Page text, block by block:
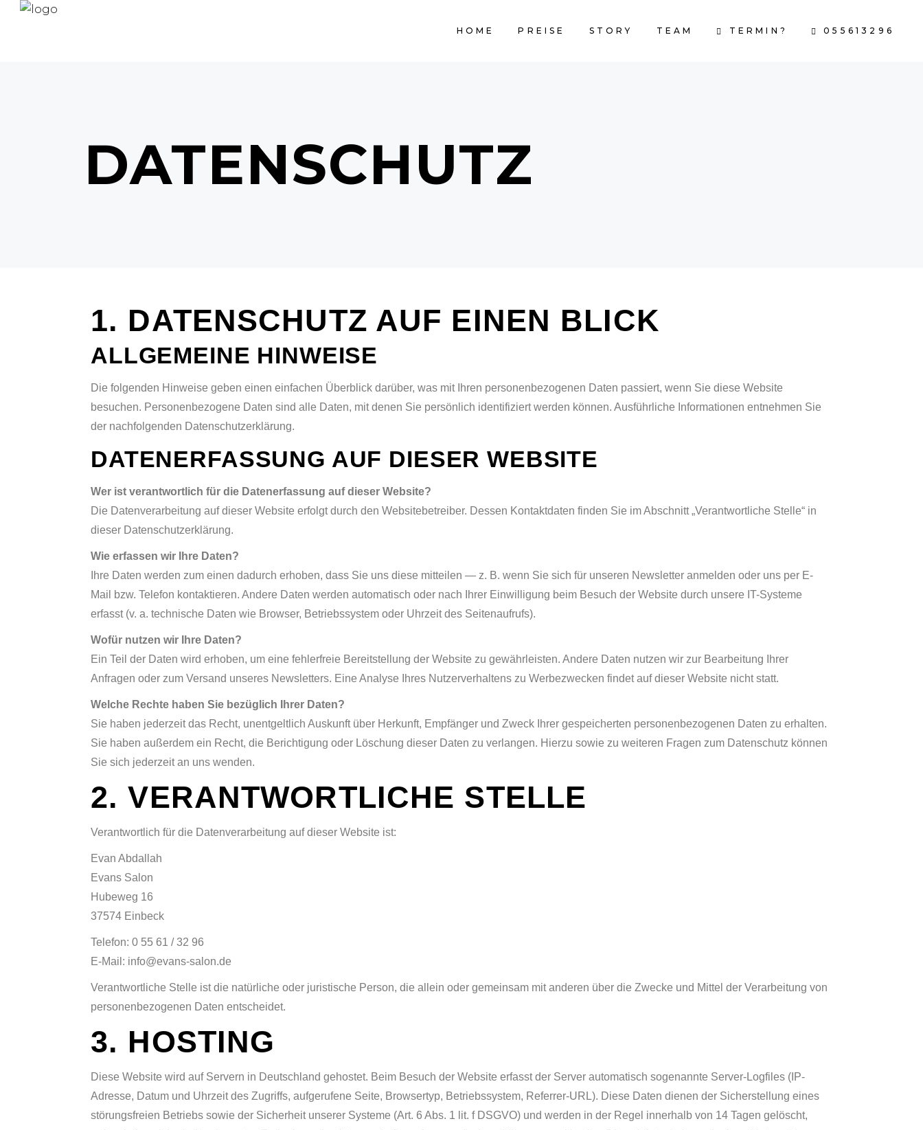
HOME PREISE STORY TEAM TERMIN? 055613296
DATENSCHUTZ
1. DATENSCHUTZ AUF EINEN BLICK
ALLGEMEINE HINWEISE
Die folgenden Hinweise geben einen einfachen Überblick darüber, was mit Ihren personenbezogenen Daten passiert, wenn Sie diese Website
besuchen. Personenbezogene Daten sind alle Daten, mit denen Sie persönlich identifiziert werden können. Ausführliche Informationen entnehmen Sie
der nachfolgenden Datenschutzerklärung.
DATENERFASSUNG AUF DIESER WEBSITE
Wer ist verantwortlich für die Datenerfassung auf dieser Website?
Die Datenverarbeitung auf dieser Website erfolgt durch den Websitebetreiber. Dessen Kontaktdaten finden Sie im Abschnitt „Verantwortliche Stelle“ in
dieser Datenschutzerklärung.
Wie erfassen wir Ihre Daten?
Ihre Daten werden zum einen dadurch erhoben, dass Sie uns diese mitteilen — z. B. wenn Sie sich für unseren Newsletter anmelden oder uns per E-
Mail bzw. Telefon kontaktieren. Andere Daten werden automatisch oder nach Ihrer Einwilligung beim Besuch der Website durch unsere IT-Systeme
erfasst (v. a. technische Daten wie Browser, Betriebssystem oder Uhrzeit des Seitenaufrufs).
Wofür nutzen wir Ihre Daten?
Ein Teil der Daten wird erhoben, um eine fehlerfreie Bereitstellung der Website zu gewährleisten. Andere Daten nutzen wir zur Bearbeitung Ihrer
Anfragen oder zum Versand unseres Newsletters. Eine Analyse Ihres Nutzerverhaltens zu Werbezwecken findet auf dieser Website nicht statt.
Welche Rechte haben Sie bezüglich Ihrer Daten?
Sie haben jederzeit das Recht, unentgeltlich Auskunft über Herkunft, Empfänger und Zweck Ihrer gespeicherten personenbezogenen Daten zu erhalten.
Sie haben außerdem ein Recht, die Berichtigung oder Löschung dieser Daten zu verlangen. Hierzu sowie zu weiteren Fragen zum Datenschutz können
Sie sich jederzeit an uns wenden.
2. VERANTWORTLICHE STELLE
Verantwortlich für die Datenverarbeitung auf dieser Website ist:
Evan Abdallah
Evans Salon
Hubeweg 16
37574 Einbeck
Telefon: 0 55 61 / 32 96
E-Mail: info@evans-salon.de
Verantwortliche Stelle ist die natürliche oder juristische Person, die allein oder gemeinsam mit anderen über die Zwecke und Mittel der Verarbeitung von
personenbezogenen Daten entscheidet.
3. HOSTING
Diese Website wird auf Servern in Deutschland gehostet. Beim Besuch der Website erfasst der Server automatisch sogenannte Server-Logfiles (IP-
Adresse, Datum und Uhrzeit des Zugriffs, aufgerufene Seite, Browsertyp, Betriebssystem, Referrer-URL). Diese Daten dienen der Sicherstellung eines
störungsfreien Betriebs sowie der Sicherheit unserer Systeme (Art. 6 Abs. 1 lit. f DSGVO) und werden in der Regel innerhalb von 14 Tagen gelöscht,